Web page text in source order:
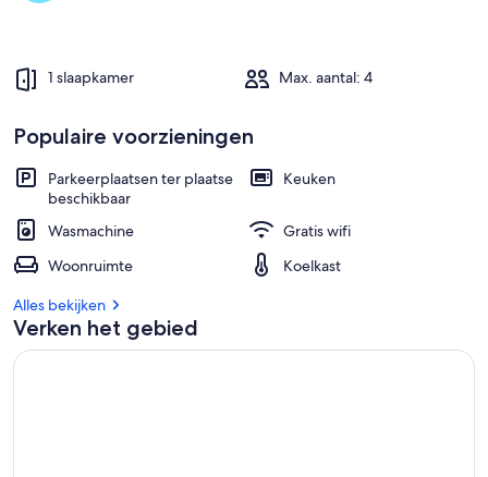
1 slaapkamer Max. aantal: 4
Populaire voorzieningen
Parkeerplaatsen ter plaatse
beschikbaar
Keuken
Wasmachine
Gratis wifi
Woonruimte
Koelkast
Alles bekijken
Verken het gebied